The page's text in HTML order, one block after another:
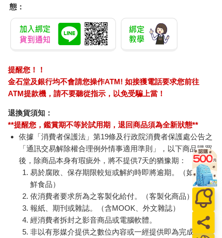
態：
提醒您！！
金石堂及銀行均不會請您操作ATM! 如接獲電話要求您前往
ATM提款機，請不要聽從指示，以免受騙上當！
退換貨須知：
**提醒您，鑑賞期不等於試用期，退回商品須為全新狀態**
依據「消費者保護法」第19條及行政院消費者保護處公告之
「通訊交易解除權合理例外情事適用準則」，以下商品購買
後，除商品本身有瑕疵外，將不提供7天的猶豫期：
易於腐敗、保存期限較短或解約時即將逾期。（如：生
鮮食品）
依消費者要求所為之客製化給付。（客製化商品）
報紙、期刊或雜誌。（含MOOK、外文雜誌）
經消費者拆封之影音商品或電腦軟體。
非以有形媒介提供之數位內容或一經提供即為完成之線